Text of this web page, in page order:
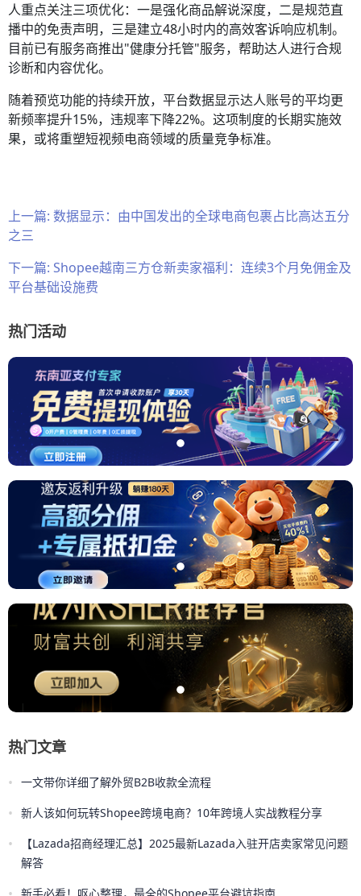
人重点关注三项优化：一是强化商品解说深度，二是规范直
播中的免责声明，三是建立48小时内的高效客诉响应机制。
目前已有服务商推出"健康分托管"服务，帮助达人进行合规
诊断和内容优化。
随着预览功能的持续开放，平台数据显示达人账号的平均更
新频率提升15%，违规率下降22%。这项制度的长期实施效
果，或将重塑短视频电商领域的质量竞争标准。
上一篇: 数据显示：由中国发出的全球电商包裹占比高达五分
之三
下一篇: Shopee越南三方仓新卖家福利：连续3个月免佣金及
平台基础设施费
热门活动
热门文章
• 一文带你详细了解外贸B2B收款全流程
• 新人该如何玩转Shopee跨境电商？10年跨境人实战教程分享
•
【Lazada招商经理汇总】2025最新Lazada入驻开店卖家常见问题
解答